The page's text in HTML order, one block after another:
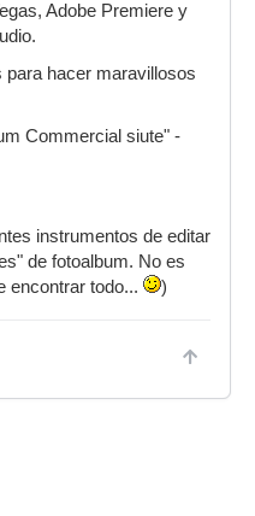
Adobe Premiere y
para hacer maravillosos
Commercial siute" -
instrumentos de editar
de fotoalbum. No es
encontrar todo...
)